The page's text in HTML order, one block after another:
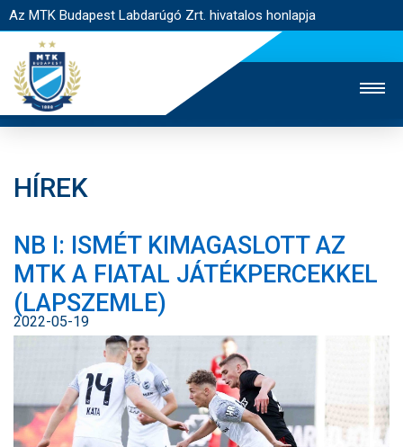
Az MTK Budapest Labdarúgó Zrt. hivatalos honlapja
JEGYÉRTÉKESÍTÉS
WEBSHOP
STADION
EGYESÜLET
KAPCSOLAT
NYITÓLAP
HÍREK
CSAPATOK
MÉRKŐZÉSEK
HÍREK
NB I: ISMÉT KIMAGASLOTT AZ
MTK A FIATAL JÁTÉKPERCEKKEL
(LAPSZEMLE)
2022-05-19